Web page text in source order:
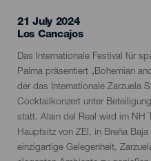
21 July 2024
Localidad
Los Cancajos
Descripción
del
evento
Das Internationale Festival für
Palma präsentiert „Bohemian
der das Internationale Zarzuela
Cocktailkonzert unter
statt. Alain del Real wird im NH
Hauptsitz von ZEI, in Breña
einzigartige Gelegenheit,